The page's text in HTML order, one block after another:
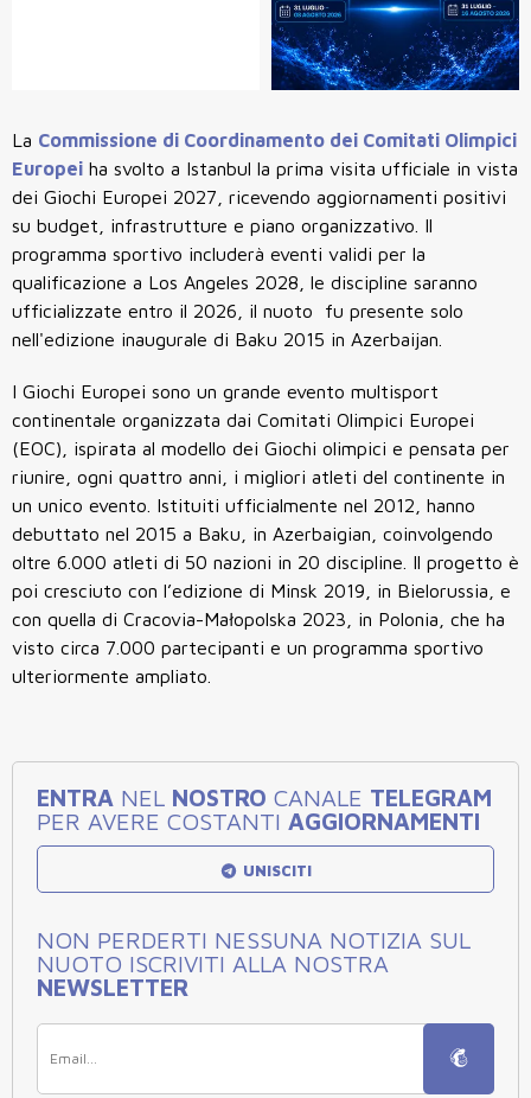
La Commissione di Coordinamento dei Comitati Olimpici
Europei ha svolto a Istanbul la prima visita ufficiale in vista
dei Giochi Europei 2027 , ricevendo aggiornamenti positivi
su budget, infrastrutture e piano organizzativo. Il
programma sportivo includerà eventi validi per la
qualificazione a Los Angeles 2028, le discipline saranno
ufficializzate entro il 2026, il nuoto fu presente solo
nell'edizione inaugurale di Baku 2015 in Azerbaijan.
I Giochi Europei sono un grande evento multisport
continentale organizzata dai Comitati Olimpici Europei
(EOC), ispirata al modello dei Giochi olimpici e pensata per
riunire, ogni quattro anni, i migliori atleti del continente in
un unico evento. Istituiti ufficialmente nel 2012, hanno
debuttato nel 2015 a Baku, in Azerbaigian, coinvolgendo
oltre 6.000 atleti di 50 nazioni in 20 discipline. Il progetto è
poi cresciuto con l’edizione di Minsk 2019, in Bielorussia, e
con quella di Cracovia-Małopolska 2023, in Polonia, che ha
visto circa 7.000 partecipanti e un programma sportivo
ulteriormente ampliato.
ENTRA NEL NOSTRO CANALE TELEGRAM
PER AVERE COSTANTI AGGIORNAMENTI
UNISCITI
NON PERDERTI NESSUNA NOTIZIA SUL
NUOTO ISCRIVITI ALLA NOSTRA
NEWSLETTER